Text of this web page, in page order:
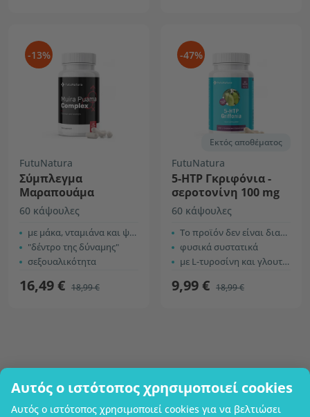
Αυτός ο ιστότοπος χρησιμοποιεί cookies
Αυτός ο ιστότοπος χρησιμοποιεί cookies για να βελτιώσει
-13%
FutuNatura
Σύμπλεγμα
Μαραπουάμα
60 κάψουλες
με μάκα, νταμιάνα και ψευδάργυρο
"δέντρο της δύναμης"
σεξουαλικότητα
16,49 € 18,99 €
-47%
Εκτός αποθέματος
FutuNatura
5-HTP Γκριφόνια -
σεροτονίνη 100 mg
60 κάψουλες
Το προϊόν δεν είναι διαθέσιμο προς πώληση.
φυσικά συστατικά
με L-τυροσίνη και γλουταμινικό οξύ
9,99 € 18,99 €
Επωνυμία επιχείρησης